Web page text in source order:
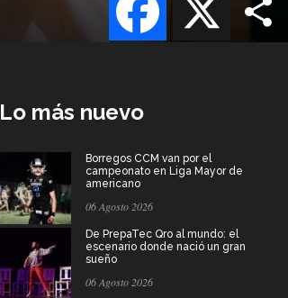
Lo más nuevo
Borregos CCM van por el
campeonato en Liga Mayor de
americano
06 Agosto 2026
De PrepaTec Qro al mundo: el
escenario donde nació un gran
sueño
06 Agosto 2026